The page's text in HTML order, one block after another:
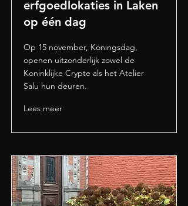
erfgoedlokaties in Laken
op één dag
Op 15 november, Koningsdag,
openen uitzonderlijk zowel de
Koninklijke Crypte als het Atelier
Salu hun deuren.
Lees meer